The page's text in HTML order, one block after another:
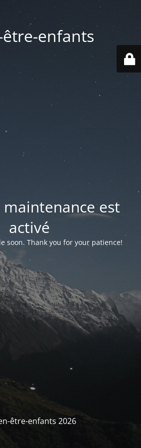
être-enfants
maintenance est
activé
soon. Thank you for your patience!
être-enfants 2026